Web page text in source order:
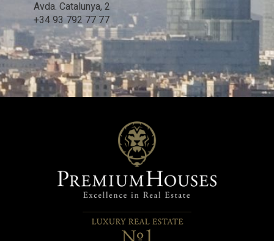
Avda. Catalunya, 2
+34 93 792 77 77